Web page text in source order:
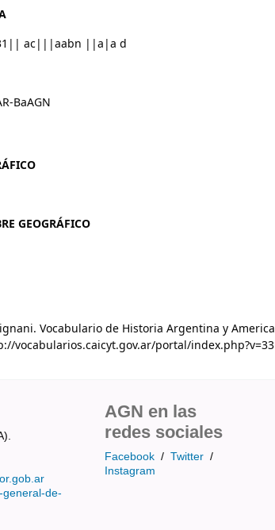
ac|||aabn ||a|a d
BaAGN
GEOGRÁFICO
Vocabulario de Historia Argentina y
vocabularios.caicyt.gov.ar/portal/index.php?v=33
general-de-
AGN en las
redes sociales
Facebook / Twitter /
Instagram